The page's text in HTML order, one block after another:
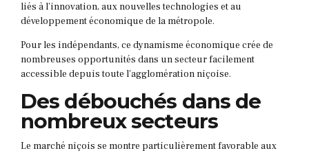
liés à l’innovation, aux nouvelles technologies et au
développement économique de la métropole.
Pour les indépendants, ce dynamisme économique crée de
nombreuses opportunités dans un secteur facilement
accessible depuis toute l’agglomération niçoise.
Des débouchés dans de
nombreux secteurs
Le marché niçois se montre particulièrement favorable aux